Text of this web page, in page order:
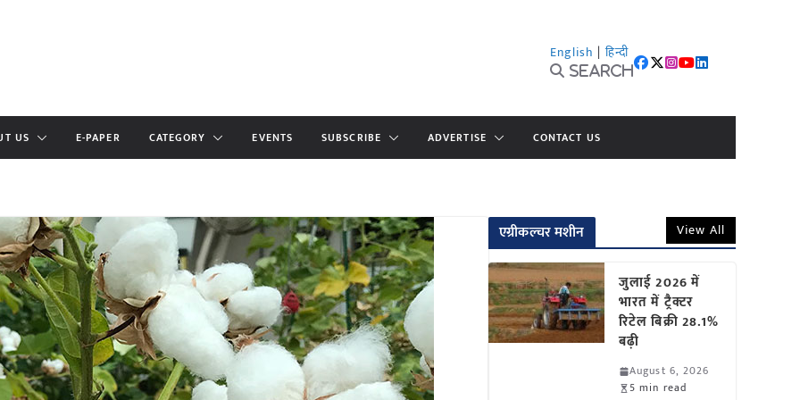
English | हिन्दी
Search
US E-PAPER CATEGORY EVENTS SUBSCRIBE ADVERTISE CONTACT US
एग्रीकल्चर मशीन View All
जुलाई 2026 में
भारत में ट्रैक्टर
रिटेल बिक्री 28.1%
बढ़ी
August 6, 2026
5 min read